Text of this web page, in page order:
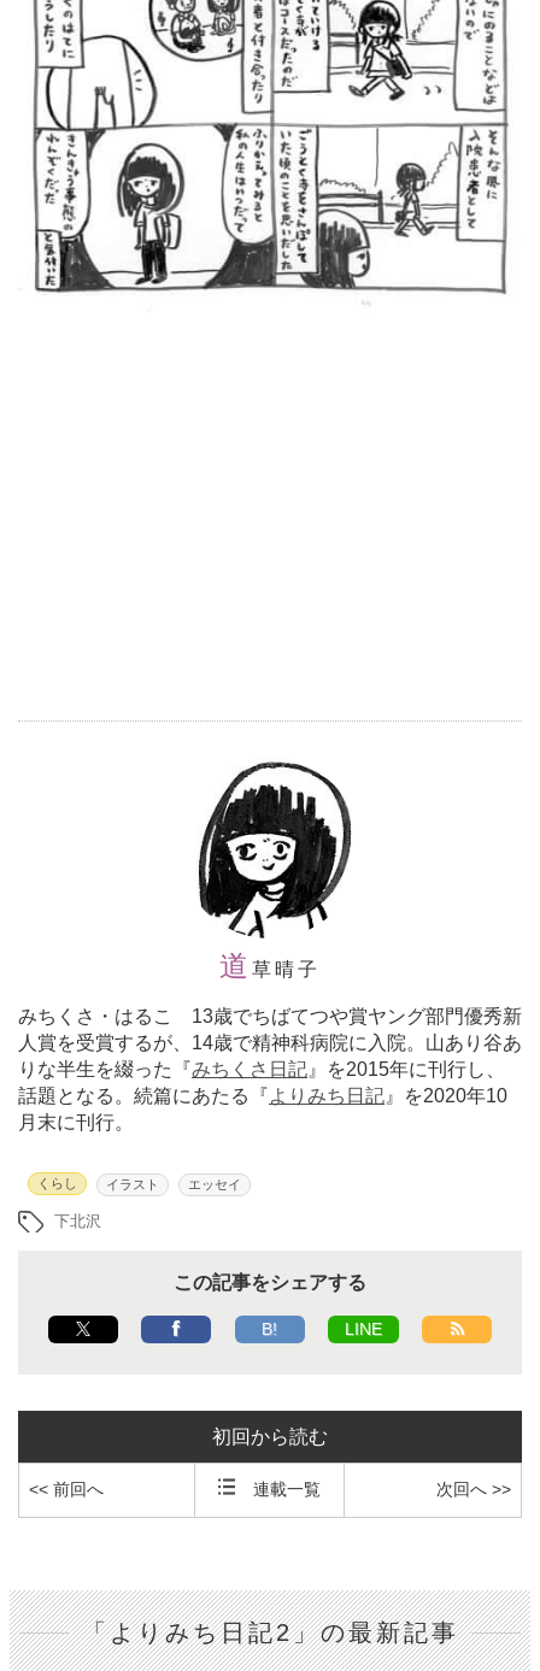
道 草晴子
みちくさ・はるこ 13歳でちばてつや賞ヤング部門優秀新
人賞を受賞するが、14歳で精神科病院に入院。山あり谷あ
りな半生を綴った『みちくさ日記 』を2015年に刊行し、
話題となる。続篇にあたる『よりみち日記 』を2020年10
月末に刊行。
くらし イラスト エッセイ
下北沢
この記事をシェアする
B! LINE
初回から読む
<< 前回へ 連載一覧 次回へ >>
「よりみち日記2」の最新記事